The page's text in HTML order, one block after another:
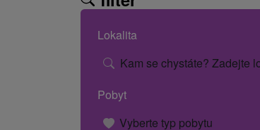
Lokalita
Kam se chystáte? Zadejte
Pobyt
Vyberte typ pobytu